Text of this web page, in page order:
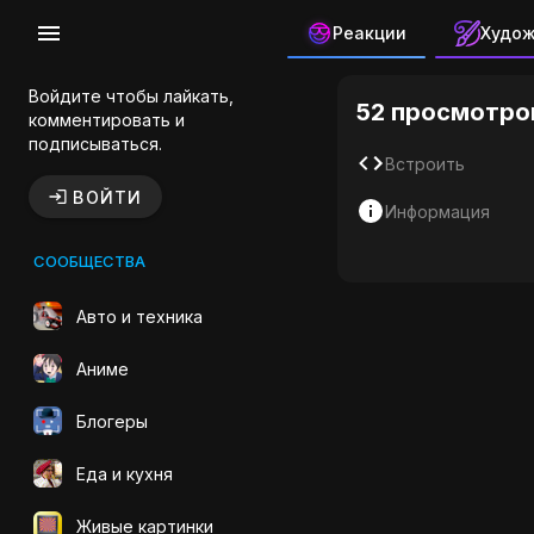
Реакции
Войдите чтобы лайкать,
комментировать и
подписываться.
ВОЙТИ
СООБЩЕСТВА
Авто и техника
Аниме
Блогеры
Еда и кухня
Живые картинки
Поезд
52
Встроить
Информация